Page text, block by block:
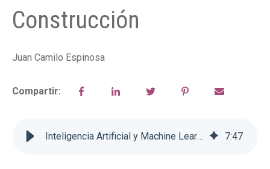
Construcción
Juan Camilo Espinosa
Compartir:
Inteligencia Artificial y Machine Learning en la Gestión de Proyectos de Construcción 7:47